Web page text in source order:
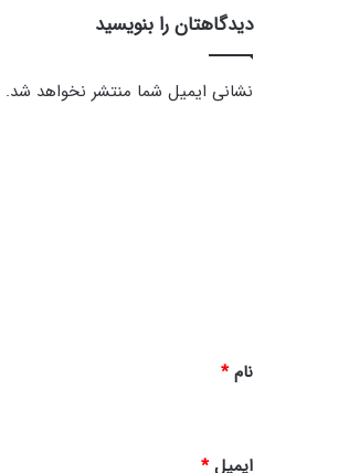
دیدگاهتان را بنویسید
نشانی ایمیل شما منتشر نخواهد شد.
نام*
ایمیل*